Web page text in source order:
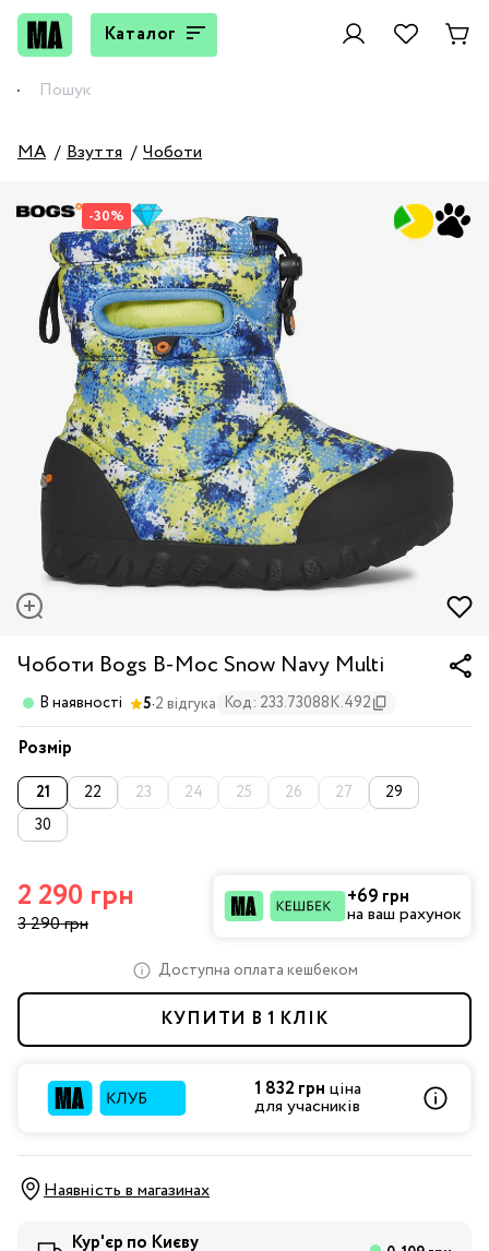
Каталог
MA Взуття Чоботи
-30%
Чоботи Bogs B-Moc Snow Navy Multi
В наявності 5·2 відгука Код: 233.73088K.492
Розмір
21 22 23 24 25 26 27
29
30
2 290 грн
3 290 грн
+69 грн
на ваш рахунок
Доступна оплата кешбеком
КУПИТИ В 1 КЛІК
1 832 грн ціна
для учасників
Наявність в магазинах
Кур'єр по Києву